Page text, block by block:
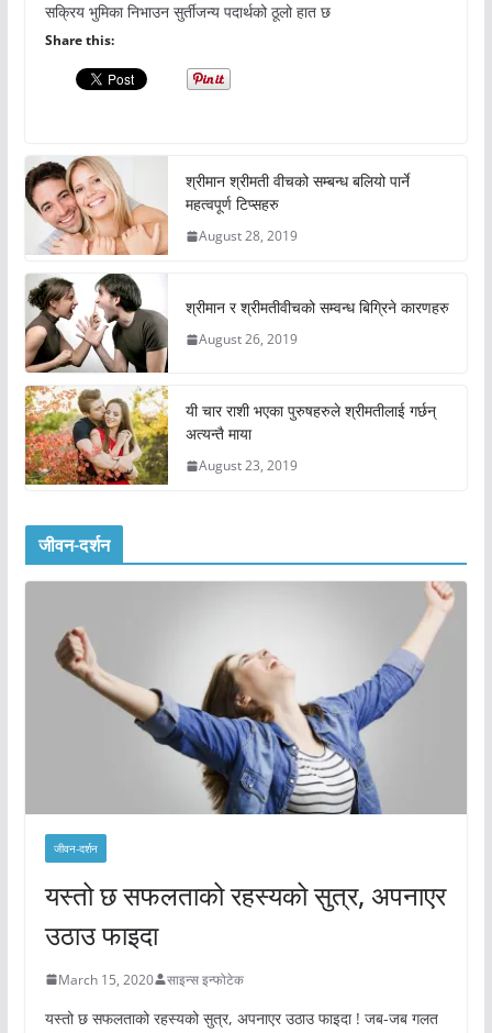
सक्रिय भुमिका निभाउन सुर्तीजन्य पदार्थको ठूलो हात छ
Share this:
श्रीमान श्रीमती वीचको सम्बन्ध बलियो पार्ने
महत्वपूर्ण टिप्सहरु
August 28, 2019
श्रीमान र श्रीमतीवीचको सम्वन्ध बिग्रिने कारणहरु
August 26, 2019
यी चार राशी भएका पुरुषहरुले श्रीमतीलाई गर्छन्
अत्यन्तै माया
August 23, 2019
जीवन-दर्शन
जीवन-दर्शन
यस्तो छ सफलताको रहस्यको सुत्र, अपनाएर
उठाउ फाइदा
March 15, 2020 साइन्स इन्फोटेक
यस्तो छ सफलताको रहस्यको सुत्र, अपनाएर उठाउ फाइदा ! जब-जब गलत